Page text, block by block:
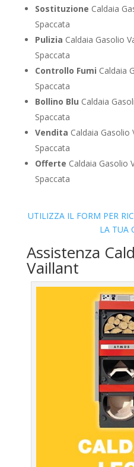
Sostituzione Caldaia
Spaccata
Pulizia Caldaia Gasolio
Spaccata
Controllo Fumi Caldaia
Spaccata
Bollino Blu Caldaia
Spaccata
Vendita Caldaia
Spaccata
Offerte Caldaia Gasolio
Spaccata
UTILIZZA IL FORM PER
LA TUA
Assistenza
Vaillant